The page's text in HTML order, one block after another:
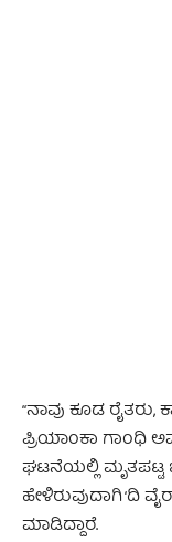
“ನಾವು ಕೂಡ
ಪ್ರಿಯಾಂಕಾ ಗಾಂಧಿ
ಘಟನೆಯಲ್ಲಿ
ಹೇಳಿರುವುದಾಗಿ ‘ದಿ
ಮಾಡಿದ್ದಾರೆ.